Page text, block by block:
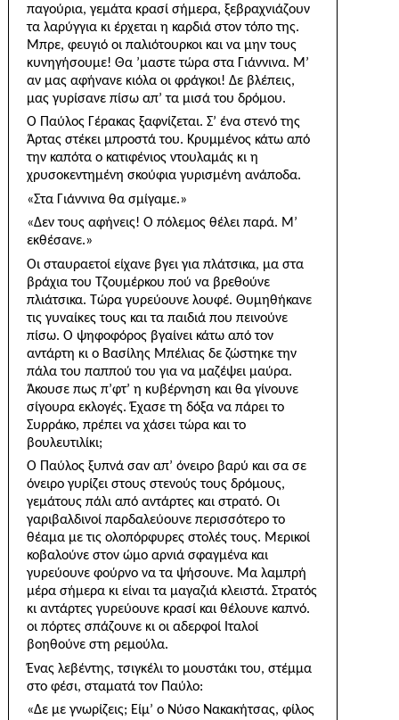
παγούρια, γεμάτα κρασί σήμερα, ξεβραχνιάζουν
τα λαρύγγια κι έρχεται η καρδιά στον τόπο της.
Μπρε, φευγιό οι παλιότουρκοι και να μην τους
κυνη­γήσουμε! Θα ’μαστε τώρα στα Γιάννινα. Μ’
αν μας αφήνανε κιόλα οι φράγκοι! Δε βλέπεις,
μας γυρίσανε πίσω απ’ τα μισά του δρόμου.
Ο Παύλος Γέρακας ξαφνίζεται. Σ’ ένα στενό της
Άρτας στέκει μπροστά του. Κρυμμένος κάτω από
την καπότα ο κατιφένιος ντουλαμάς κι η
χρυσοκεντημένη σκούφια γυρισμένη ανάποδα.
«Στα Γιάννινα θα σμίγαμε.»
«Δεν τους αφήνεις! Ο πόλεμος θέλει παρά. Μ’
εκθέσανε.»
Οι σταυραετοί είχανε βγει για πλάτσικα, μα στα
βράχια του Τζουμέρκου πού να βρεθούνε
πλιάτσικα. Τώρα γυρεύουνε λουφέ. Θυμηθήκανε
τις γυναίκες τους και τα παιδιά που πεινούνε
πίσω. Ο ψηφοφό­ρος βγαίνει κάτω από τον
αντάρτη κι ο Βασίλης Μπέλιας δε ζώστηκε την
πάλα του παππού του για να μαζέψει μαύρα.
Άκουσε πως π’φτ’ η κυβέρνηση και θα γίνουνε
σίγουρα εκλογές. Έχασε τη δόξα να πάρει το
Συρράκο, πρέπει να χάσει τώρα και το
βουλευτιλίκι;
Ο Παύλος ξυπνά σαν απ’ όνειρο βαρύ και σα σε
όνειρο γυρίζει στους στενούς τους δρόμους,
γεμάτους πάλι από αντάρτες και στρατό. Οι
γαριβαλδινοί παρδαλεύουνε περισσότερο το
θέαμα με τις ολοπόρφυρες στολές τους. Μερικοί
κοβαλούνε στον ώμο αρνιά σφαγμένα και
γυρεύουνε φούρνο να τα ψήσουνε. Μα λαμπρή
μέρα σήμερα κι είναι τα μαγαζιά κλειστά. Στρατός
κι αντάρτες γυρεύουνε κρασί και θέλουνε καπνό.
οι πόρτες σπάζουνε κι οι αδερφοί Ιταλοί
βοηθούνε στη ρεμούλα.
Ένας λεβέντης, τσιγκέλι το μουστάκι του, στέμμα
στο φέσι, σταματά τον Παύλο:
«Δε με γνωρίζεις; Είμ’ ο Νύσο Νακακήτσας, φίλος